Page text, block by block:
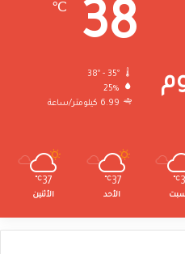
38
℃
38º - 35º
25%
6.99 كيلومتر/ساعة
℃
37
℃
الأحد
37
℃
الأثنين